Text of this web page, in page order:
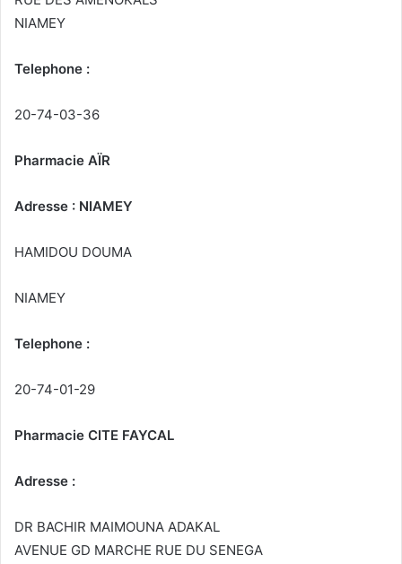
NIAMEY
Telephone :
20-74-03-36
Pharmacie AÏR
Adresse : NIAMEY
HAMIDOU DOUMA
NIAMEY
Telephone :
20-74-01-29
Pharmacie CITE FAYCAL
Adresse :
DR BACHIR MAIMOUNA ADAKAL
AVENUE GD MARCHE RUE DU SENEGA